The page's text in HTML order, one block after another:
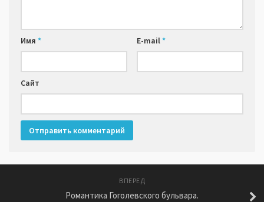
Имя * E-mail*
Сайт
ВПЕРЕД
Романтика Гоголевского бульвара.